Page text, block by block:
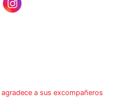
a sus excompañeros